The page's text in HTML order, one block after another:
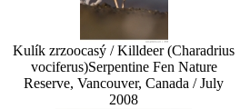
Kulík zrzoocasý / Killdeer (Charadrius
vociferus)Serpentine Fen Nature
Reserve, Vancouver, Canada / July
2008